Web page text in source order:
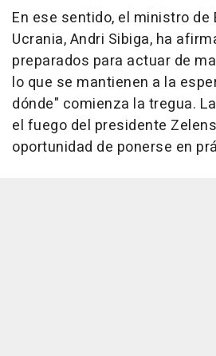
En ese sentido, el ministro de
Ucrania, Andri Sibiga, ha
preparados para actuar de
lo que se mantienen a la
dónde" comienza la tregua.
el fuego del presidente
oportunidad de ponerse en